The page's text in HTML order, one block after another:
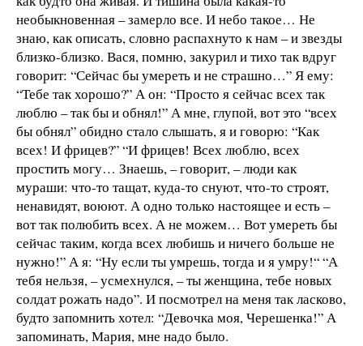
необыкновенная – замерло все. И небо такое… Не
знаю, как описать, словно распахнуто к нам – и звезды
близко-близко. Вася, помню, закурил и тихо так вдруг
говорит: “Сейчас бы умереть и не страшно…” Я ему:
“Тебе так хорошо?” А он: “Просто я сейчас всех так
люблю – так бы и обнял!” А мне, глупой, вот это “всех
бы обнял” обидно стало слышать, я и говорю: “Как
всех! И фрицев?” “И фрицев! Всех люблю, всех
простить могу… Знаешь, – говорит, – люди как
мураши: что-то тащат, куда-то снуют, что-то строят,
ненавидят, воюют. А одно только настоящее и есть –
вот так полюбить всех. А не можем… Вот умереть бы
сейчас таким, когда всех любишь и ничего больше не
нужно!” А я: “Ну если ты умрешь, тогда и я умру!“ “А
тебя нельзя, – усмехнулся, – ты женщина, тебе новых
солдат рожать надо”. И посмотрел на меня так ласково,
будто запомнить хотел: “Девочка моя, Черешенка!” А
запоминать, Мария, мне надо было.